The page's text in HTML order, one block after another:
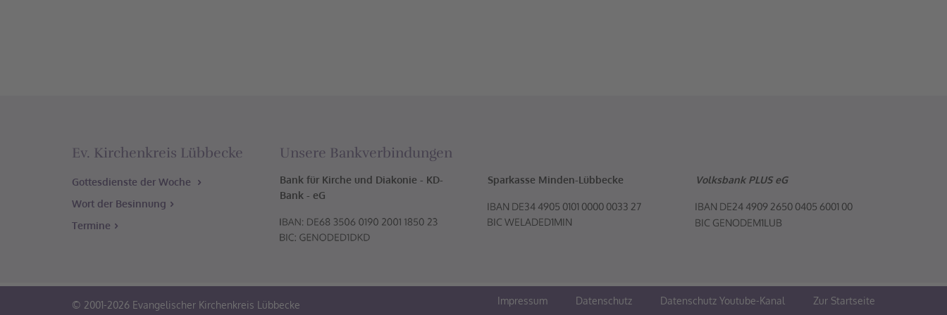
Ev. Kirchenkreis Lübbecke
Gottesdienste der Woche
Wort der Besinnung
Termine
Unsere Bankverbindungen
Bank für Kirche und Diakonie - KD-
Bank - eG
Sparkasse Minden-Lübbecke Volksbank PLUS eG
© 2001-2026 Evangelischer Kirchenkreis Lübbecke Impressum Datenschutz Datenschutz Youtube-Kanal Zur Startseite